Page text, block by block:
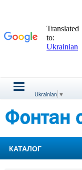
Ukrainian ▼
КАТАЛОГ